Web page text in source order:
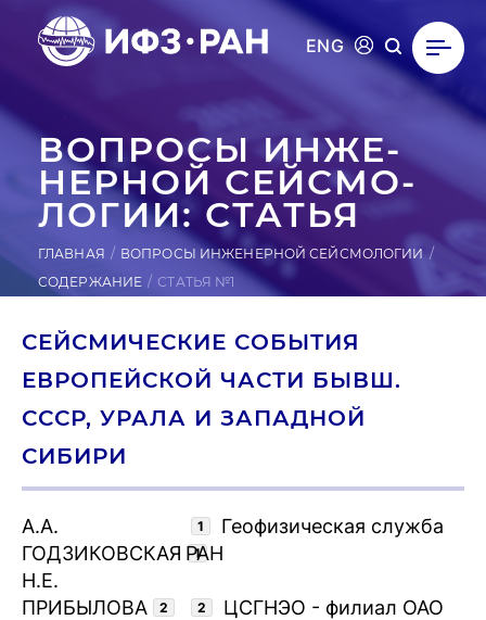
ENG
ВОПРОСЫ ИН­ЖЕ­
НЕР­НОЙ СЕЙ­СМО­
ЛОГИИ: СТАТЬЯ
ГЛАВНАЯ
ВОПРОСЫ ИНЖЕНЕРНОЙ СЕЙСМОЛОГИИ
СОДЕРЖАНИЕ
СТАТЬЯ №1
СЕЙСМИЧЕСКИЕ СОБЫТИЯ
ЕВРОПЕЙСКОЙ ЧАСТИ БЫВШ.
СССР, УРАЛА И ЗАПАДНОЙ
СИБИРИ
А.А.
ГОДЗИКОВСКАЯ
1
Н.Е.
ПРИБЫЛОВА
2
1
Геофизическая служба
РАН
2
ЦСГНЭО - филиал ОАО